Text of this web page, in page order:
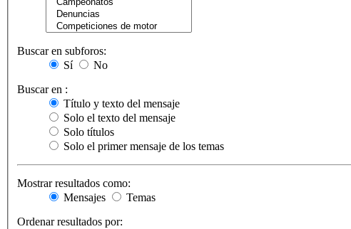
Buscar en subforos:
Sí
No
Buscar en :
Título y texto del mensaje
Solo el texto del mensaje
Solo títulos
Solo el primer mensaje de los temas
Mostrar resultados como:
Mensajes
Temas
Ordenar resultados por: